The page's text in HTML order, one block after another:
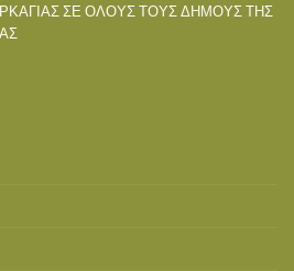
ΣΕ ΟΛΟΥΣ ΤΟΥΣ ΔΗΜΟΥΣ ΤΗΣ